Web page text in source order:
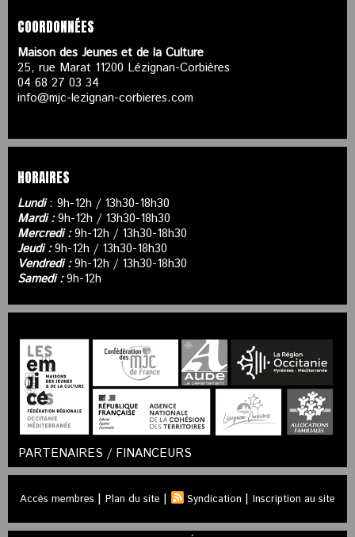
COORDONNÉES
Maison des Jeunes et de la Culture
25, rue Marat 11200 Lézignan-Corbières
04 68 27 03 34
info@mjc-lezignan-corbieres.com
HORAIRES
Lundi: 9h-12h / 13h30-18h30
Mardi :9h-12h / 13h30-18h30
Mercredi :9h-12h / 13h30-18h30
Jeudi :9h-12h / 13h30-18h30
Vendredi :9h-12h / 13h30-18h30
Samedi :9h-12h
PARTENAIRES / FINANCEURS
Accès membres | Plan du site | Syndication | Inscription au site